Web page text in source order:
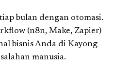
bulan dengan otomasi.
(n8n, Make, Zapier)
bisnis Anda di Kayong
manusia.